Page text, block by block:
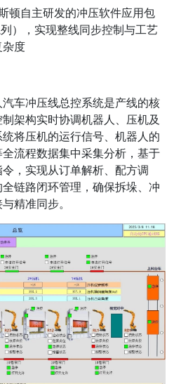
顿自主研发的冲压软件应用包
），实现整线同步控制与工艺
度
车冲压线总控系统是产线的核
架构实时协调机器人、压机及
将压机的运行信号、机器人的
流程数据集中采集分析，基于
，实现从订单解析、配方调
链路闭环管理，确保拆垛、冲
精准同步。